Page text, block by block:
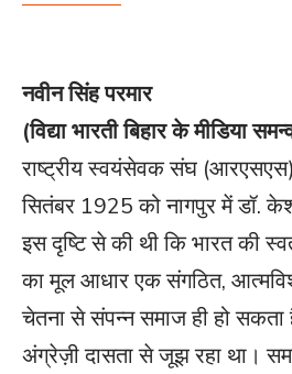
नवीन सिंह परमार
(विद्या भारती बिहार के मीडिया
राष्ट्रीय स्वयंसेवक संघ
सितंबर 1925 को नागपुर में डॉ.
इस दृष्टि से की थी कि भारत की
का मूल आधार एक संगठित,
चेतना से संपन्न समाज ही हो
अंग्रेज़ी दासता से जूझ रहा था।